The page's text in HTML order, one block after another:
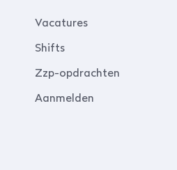
Vacatures
Shifts
Zzp-opdrachten
Aanmelden